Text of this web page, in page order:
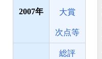
2007 大賞
次点等
総評